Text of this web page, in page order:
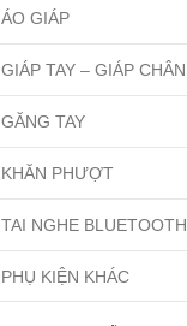
ÁO GIÁP
GIÁP TAY – GIÁP CHÂN
GĂNG TAY
KHĂN PHƯỢT
TAI NGHE BLUETOOTH
PHỤ KIỆN KHÁC